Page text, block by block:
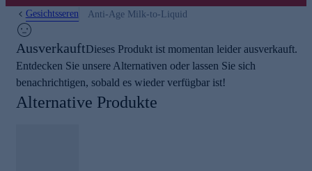
Gesichtsseren Anti-Age Milk-to-Liquid
AusverkauftDieses Produkt ist momentan leider ausverkauft.
Entdecken Sie unsere Alternativen oder lassen Sie sich
benachrichtigen, sobald es wieder verfügbar ist!
Alternative Produkte